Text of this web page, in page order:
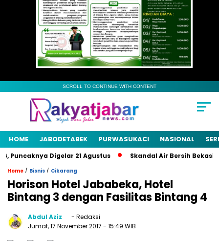
SCROLL TO CONTINUE WITH CONTENT
HOME JABODETABEK PURWASUKACI NASIONAL
Digelar 21 Agustus Skandal Air Bersih Bekasi! 3
Home / Bisnis / Cikarang
Horison Hotel Jababeka, Hotel
Bintang 3 dengan Fasilitas Bintang 4
Abdul Aziz
- Redaksi
Jumat, 17 November 2017 - 15:49 WIB